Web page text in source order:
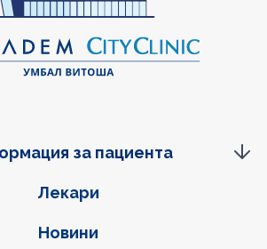
Лекари
Новини
за пациента